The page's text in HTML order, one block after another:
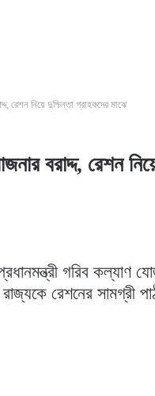
রেশন নিয়ে দুশ্চিন্তা গ্রাহকদের মাঝে
বরাদ্দ, রেশন
গরিব কল্যাণ
রেশনের সামগ্রী